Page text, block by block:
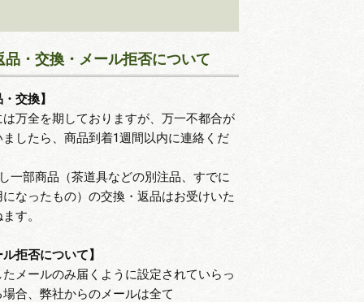
品・交換・メール拒否について
交換】
は万全を期しておりますが、万一不都合が
ましたら、商品到着1週間以内に連絡くだ
一部商品（茶道具などの別注品、すでに
になったもの）の交換・返品はお受けいた
す。
拒否について】
たメールのみ届くように設定されていらっ
場合、弊社からのメールは全て